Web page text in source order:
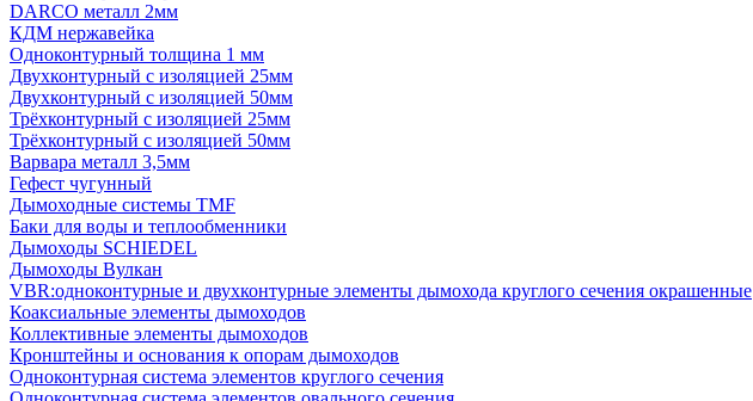
DARCO металл 2мм
КДМ нержавейка
Одноконтурный толщина 1 мм
Двухконтурный с изоляцией 25мм
Двухконтурный с изоляцией 50мм
Трёхконтурный с изоляцией 25мм
Трёхконтурный с изоляцией 50мм
Варвара металл 3,5мм
Гефест чугунный
Дымоходные системы TMF
Баки для воды и теплообменники
Дымоходы SCHIEDEL
Дымоходы Вулкан
VBR:одноконтурные и двухконтурные элементы дымохода круглого сечения окрашенные
Коаксиальные элементы дымоходов
Коллективные элементы дымоходов
Кронштейны и основания к опорам дымоходов
Одноконтурная система элементов круглого сечения